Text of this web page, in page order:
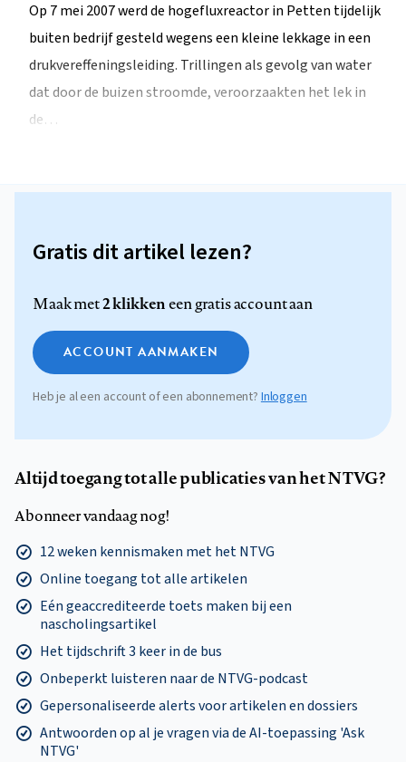
Op 7 mei 2007 werd de hogefluxreactor in Petten tijdelijk
buiten bedrijf gesteld wegens een kleine lekkage in een
drukvereffeningsleiding. Trillingen als gevolg van water
dat door de buizen stroomde, veroorzaakten het lek in
de…
Gratis dit artikel lezen?
Maak met2 klikkeneen gratis account aan
ACCOUNT AANMAKEN
Heb je al een account of een abonnement? Inloggen
Altijd toegang tot alle publicaties van het NTVG?
Abonneer vandaag nog!
12 weken kennismaken met het NTVG
Online toegang tot alle artikelen
Eén geaccrediteerde toets maken bij een
nascholingsartikel
Het tijdschrift 3 keer in de bus
Onbeperkt luisteren naar de NTVG-podcast
Gepersonaliseerde alerts voor artikelen en dossiers
Antwoorden op al je vragen via de AI-toepassing 'Ask
NTVG'